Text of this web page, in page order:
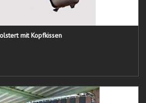
mit Kopfkissen